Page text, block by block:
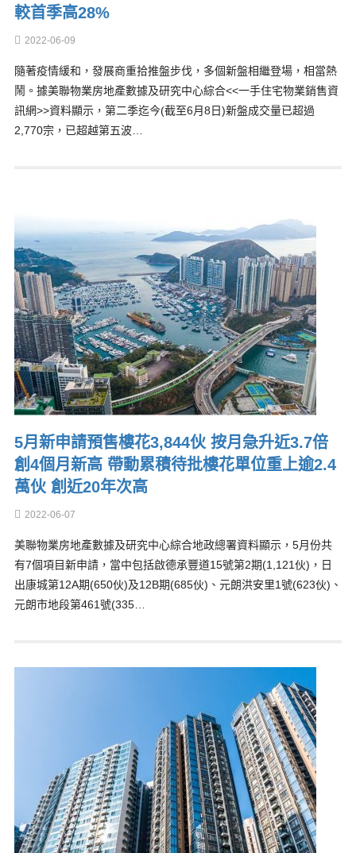
較首季高28%
2022-06-09
隨著疫情緩和，發展商重拾推盤步伐，多個新盤相繼登場，相當熱
鬧。據美聯物業房地產數據及研究中心綜合<<一手住宅物業銷售資
訊網>>資料顯示，第二季迄今(截至6月8日)新盤成交量已超過
2,770宗，已超越第五波…
5月新申請預售樓花3,844伙 按月急升近3.7倍
創4個月新高 帶動累積待批樓花單位重上逾2.4
萬伙 創近20年次高
2022-06-07
美聯物業房地產數據及研究中心綜合地政總署資料顯示，5月份共
有7個項目新申請，當中包括啟德承豐道15號第2期(1,121伙)，日
出康城第12A期(650伙)及12B期(685伙)、元朗洪安里1號(623伙)、
元朗市地段第461號(335…